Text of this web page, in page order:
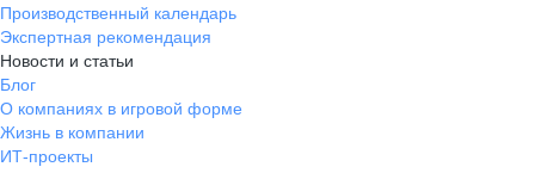
Производственный календарь
Экспертная рекомендация
Новости и статьи
Блог
О компаниях в игровой форме
Жизнь в компании
ИТ-проекты